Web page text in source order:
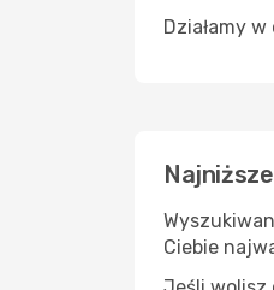
Działamy
Ciebie